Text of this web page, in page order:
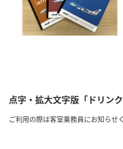
点字・拡大文字版「ドリンク
ご利用の際は客室乗務員にお知らせ